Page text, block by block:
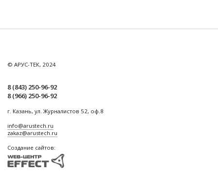
© АРУС-ТЕК, 2024
8 (843) 250-96-92
8 (966) 250-96-92
г. Казань, ул. Журналистов 52, оф.8
info@arustech.ru
zakaz@arustech.ru
Создание сайтов: